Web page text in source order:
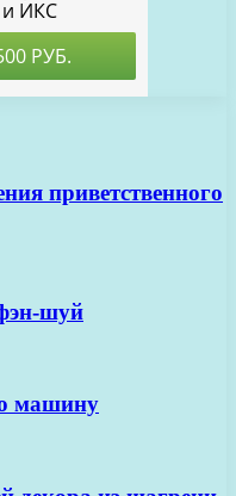
приветственного
шуй
машину